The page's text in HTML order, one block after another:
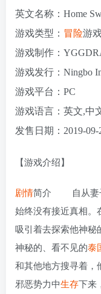
英文名称：Home
游戏类型： 冒险游
游戏制作：
游戏发行：Ningbo
游戏平台：PC
游戏语言：英文,中
发售日期：2019-09-
【游戏介绍】
剧情简介 自从妻子
始终没有接近真相。
吸引着去探索他神秘
神秘的、看不见的泰
和其他地方搜寻着，
邪恶势力中生存下来